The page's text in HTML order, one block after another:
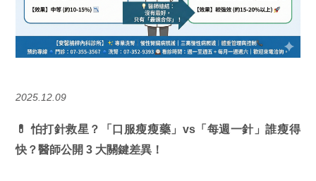
2025.12.09
💊 怕打針救星？「口服瘦瘦藥」vs「每週一針」誰瘦得
快？醫師公開 3 大關鍵差異！